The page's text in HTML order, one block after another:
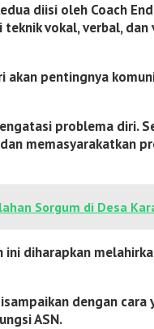
diisi oleh Coach
vokal, verbal, dan
pentingnya
problema diri.
memasyarakatkan
Sorgum di Desa
diharapkan
dengan cara
ASN.